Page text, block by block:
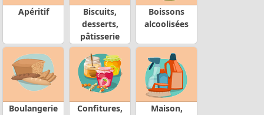
Apéritif
Biscuits,
desserts,
pâtisserie
Boissons
alcoolisées
Boulangerie Confitures, Maison,